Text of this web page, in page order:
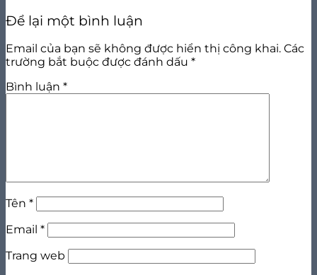
Để lại một bình luận
Email của bạn sẽ không được hiển thị công khai. Các
trường bắt buộc được đánh dấu *
Bình luận *
Tên *
Email *
Trang web